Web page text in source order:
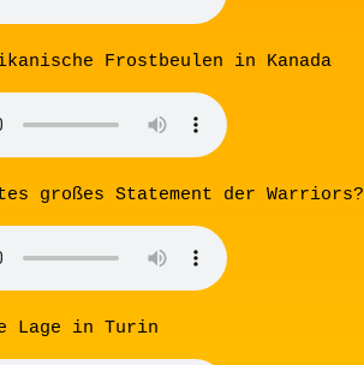
Frostbeulen in Kanada
großes Statement der Warriors?
Lage in Turin